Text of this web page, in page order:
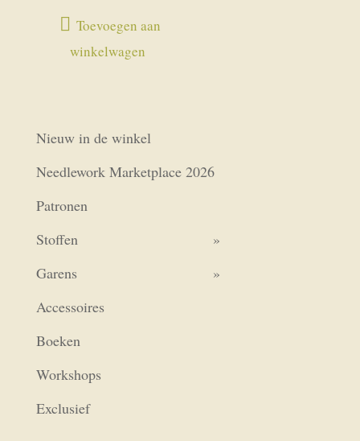
Toevoegen aan
winkelwagen
Nieuw in de winkel
Needlework Marketplace 2026
Patronen
Stoffen
Garens
Accessoires
Boeken
Workshops
Exclusief